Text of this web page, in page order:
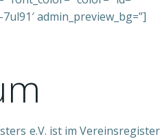
admin_preview_bg=”]
e.V. ist im Vereinsregister